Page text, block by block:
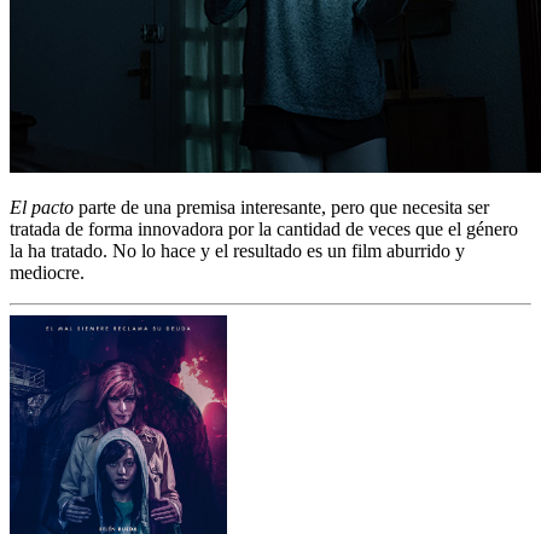
El pacto parte de una premisa interesante, pero que necesita ser
tratada de forma innovadora por la cantidad de veces que el género
la ha tratado. No lo hace y el resultado es un film aburrido y
mediocre.